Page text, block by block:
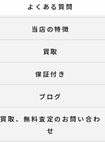
よくある質問
当店の特徴
買取
保証付き
ブログ
買取、無料査定のお問い合わ
せ